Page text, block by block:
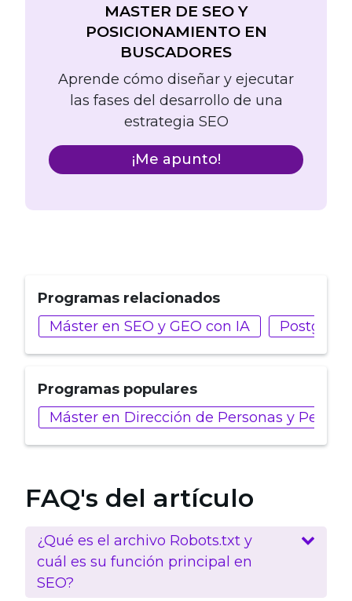
MASTER DE SEO Y
POSICIONAMIENTO EN
BUSCADORES
Aprende cómo diseñar y ejecutar
las fases del desarrollo de una
estrategia SEO
¡Me apunto!
Programas relacionados
Máster en SEO y GEO con IA
Programas populares
Máster en Dirección de Personas y
FAQ's del artículo
¿Qué es el archivo Robots.txt y
cuál es su función principal en
SEO?